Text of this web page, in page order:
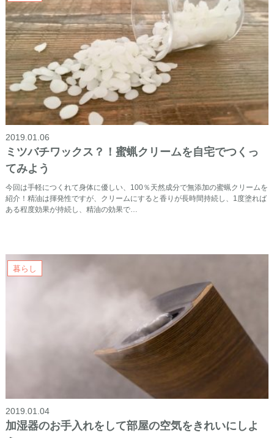
2019.01.06
ミツバチワックス？！蜜蝋クリームを自宅でつくっ
てみよう
今回は手軽につくれて身体に優しい、100％天然成分で無添加の蜜蝋クリームを
紹介！精油は揮発性ですが、クリームにすると香りが長時間持続し、1度塗れば
ある程度効果が持続し、精油の効果で…
暮らし
2019.01.04
加湿器のお手入れをして部屋の空気をきれいにしよ